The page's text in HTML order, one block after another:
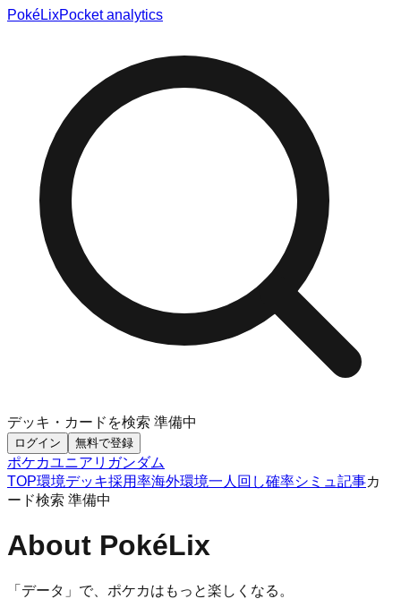
PokéLixPocket analytics
デッキ・カードを検索 準備中
ログイン 無料で登録
ポケカユニアリ ガンダム
TOP環境デッキ採用率海外環境一人回し確率シミュ 記事カ
ード検索 準備中
About PokéLix
「データ」で、ポケカはもっと楽しくなる。